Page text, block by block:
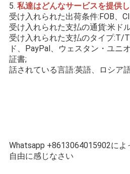
5. 私達はどんなサービスを提供し
受け入れられた出荷条件:FOB、
受け入れられた支払の通貨:米ド
受け入れられた支払のタイプ:T/
ド、PayPal、ウェスタン・ユニ
証書;
話されている言語:英語、ロシア
Whatsapp +8613064015902によ
自由に感じなさい